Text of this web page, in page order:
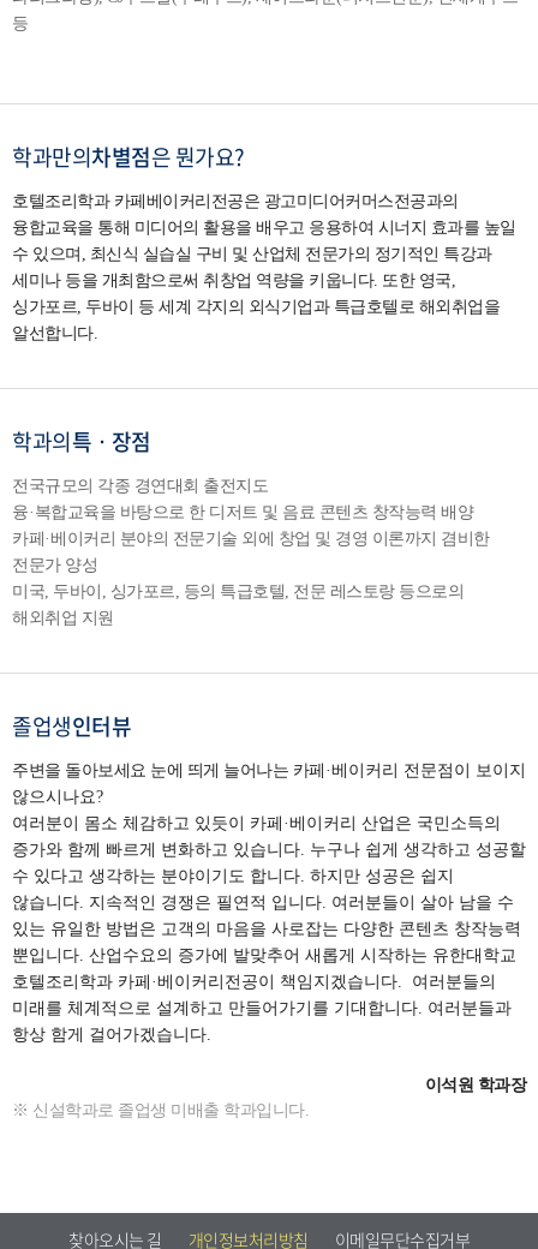
등
학과만의차별점은 뭔가요?
호텔조리학과 카페베이커리전공은 광고미디어커머스전공과의
융합교육을 통해 미디어의 활용을 배우고 응용하여 시너지 효과를 높일
수 있으며, 최신식 실습실 구비 및 산업체 전문가의 정기적인 특강과
세미나 등을 개최함으로써 취창업 역량을 키웁니다. 또한 영국,
싱가포르, 두바이 등 세계 각지의 외식기업과 특급호텔로 해외취업을
알선합니다.
학과의특ㆍ장점
전국규모의 각종 경연대회 출전지도
융· 복합교육을 바탕으로 한 디저트 및 음료 콘텐츠 창작능력 배양
카페 · 베이커리 분야의 전문기술 외에 창업 및 경영 이론까지 겸비한
전문가 양성
미국, 두바이, 싱가포르, 등의 특급호텔, 전문 레스토랑 등으로의
해외취업 지원
졸업생인터뷰
주변을 돌아보세요 눈에 띄게 늘어나는 카페 ·베이커리 전문점이 보이지
않으시나요?
여러분이 몸소 체감하고 있듯이 카페 ·베이커리 산업은 국민소득의
증가와 함께 빠르게 변화하고 있습니다. 누구나 쉽게 생각하고 성공할
수 있다고 생각하는 분야이기도 합니다. 하지만 성공은 쉽지
않습니다. 지속적인 경쟁은 필연적 입니다. 여러분들이 살아 남을 수
있는 유일한 방법은 고객의 마음을 사로잡는 다양한 콘텐츠 창작능력
뿐입니다. 산업수요의 증가에 발맞추어 새롭게 시작하는 유한대학교
호텔조리학과 카페 ·베이커리전공이 책임지겠습니다. 여러분들의
미래를 체계적으로 설계하고 만들어가기를 기대합니다. 여러분들과
항상 함게 걸어가겠습니다.
이석원 학과장
※ 신설학과로 졸업생 미배출 학과입니다.
찾아오시는 길 개인정보처리방침 이메일무단수집거부